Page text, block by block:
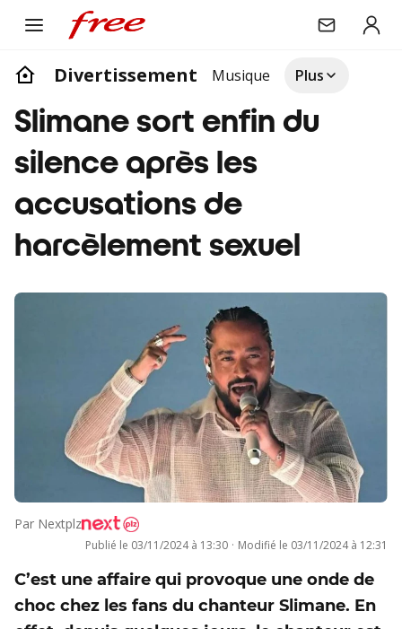
Divertissement Musique Plus
Slimane sort enfin du
silence après les
accusations de
harcèlement sexuel
Par Nextplz
Publié le 03/11/2024 à 13:30 · Modifié le 03/11/2024 à 12:31
C’est une affaire qui provoque une onde de
choc chez les fans du chanteur Slimane. En